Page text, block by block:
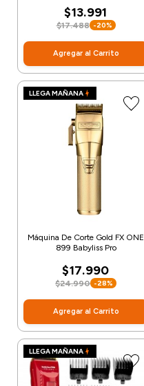
$13.991
$17.488 -20%
Agregar al Carrito
LLEGA MAÑANA
Máquina De Corte Gold FX ONE
899 Babyliss Pro
$17.990
$24.990 -28%
Agregar al Carrito
LLEGA MAÑANA